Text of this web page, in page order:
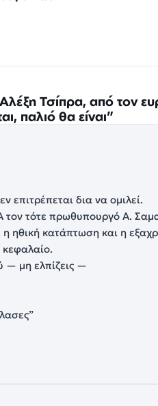
Τσίπρα, από τον
παλιό θα είναι”
επιτρέπεται δια να ομιλεί.
τότε πρωθυπουργό Α.
ηθική κατάπτωση και η
κεφαλαίο.
— μη ελπίζεις —